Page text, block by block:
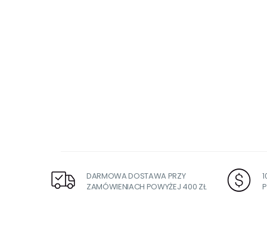
DARMOWA DOSTAWA PRZY
ZAMÓWIENIACH POWYŻEJ 400 ZŁ